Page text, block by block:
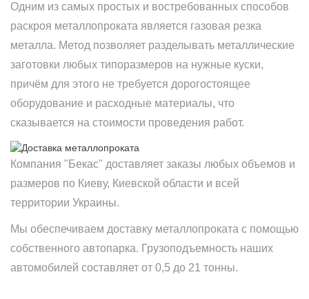
Одним из самых простых и востребованных способов
раскроя металлопроката является газовая резка
металла. Метод позволяет разделывать металлические
заготовки любых типоразмеров на нужные куски,
причём для этого не требуется дорогостоящее
оборудование и расходные материалы, что
сказывается на стоимости проведения работ.
Компания "Бекас" доставляет заказы любых объемов и
размеров по Киеву, Киевской области и всей
территории Украины.
Мы обеспечиваем доставку металлопроката с помощью
собственного автопарка. Грузоподъемность наших
автомобилей составляет от 0,5 до 21 тонны.